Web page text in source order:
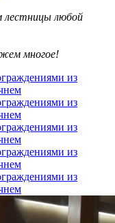
лестницы любой
многое!